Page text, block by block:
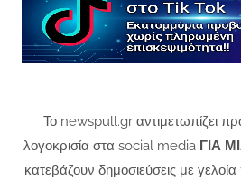
Το newspull.gr αντιμετωπίζει
λογοκρισία στα social media ΓΙΑ
κατεβάζουν δημοσιεύσεις με